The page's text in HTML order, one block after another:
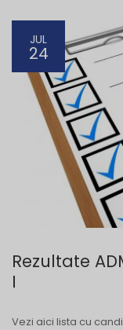
JUL
24
Rezultate
I
Vezi aici lista cu